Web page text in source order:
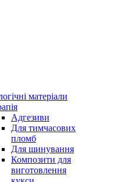
матеріали
Адгезиви
Для тимчасових
пломб
Для шинування
Композити для
виготовлення